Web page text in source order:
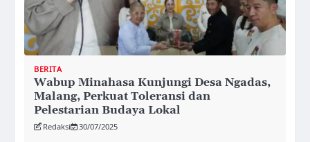
BERITA
Wabup Minahasa Kunjungi Desa Ngadas,
Malang, Perkuat Toleransi dan
Pelestarian Budaya Lokal
Redaksi 30/07/2025